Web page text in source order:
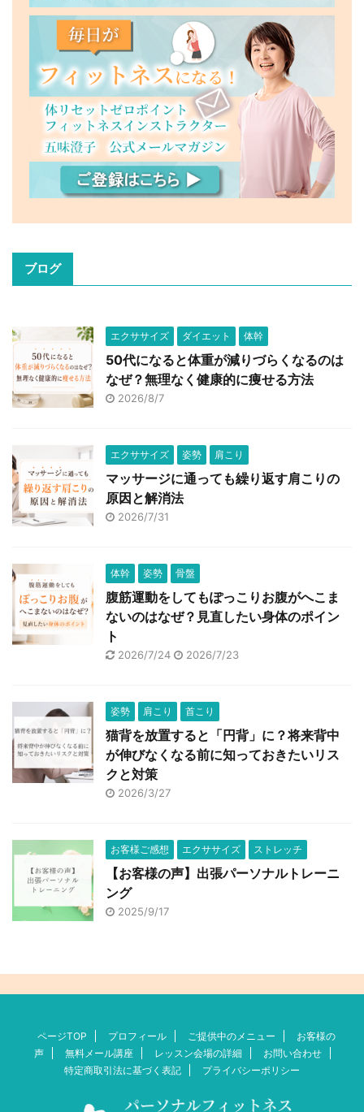
ブログ
エクササイズ ダイエット 体幹
50代になると体重が減りづらくなるのは
なぜ？無理なく健康的に痩せる方法
2026/8/7
エクササイズ 姿勢 肩こり
マッサージに通っても繰り返す肩こりの
原因と解消法
2026/7/31
体幹 姿勢 骨盤
腹筋運動をしてもぽっこりお腹がへこま
ないのはなぜ？見直したい身体のポイン
ト
2026/7/24 2026/7/23
姿勢 肩こり 首こり
猫背を放置すると「円背」に？将来背中
が伸びなくなる前に知っておきたいリス
クと対策
2026/3/27
お客様ご感想 エクササイズ ストレッチ
【お客様の声】出張パーソナルトレーニ
ング
2025/9/17
ページTOP プロフィール ご提供中のメニュー
お客様の
声
無料メール講座 レッスン会場の詳細
お問い合わせ
特定商取引法に基づく表記
プライバシーポリシー